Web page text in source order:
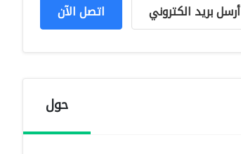
اتصل الآن أرسل بريد الكتروني
حول